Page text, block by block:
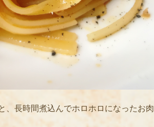
、長時間煮込んでホロホロになったお肉